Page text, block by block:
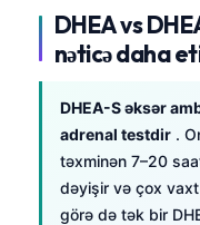
DHEA vs
nəticə daha
DHEA-S əksər
adrenal testdir .
təxminən 7–20
dəyişir və çox
görə də tək bir